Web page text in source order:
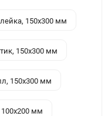
150x300 мм
150x300 мм
150x300 мм
мм